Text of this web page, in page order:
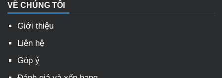
VỀ CHÚNG TÔI
Giới thiệu
Liên hệ
Góp ý